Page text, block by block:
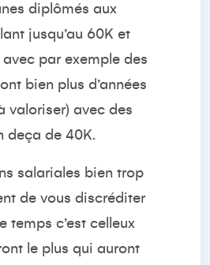
diplômés aux
jusqu’au 60K et
par exemple des
bien plus d’années
valoriser) avec des
deça de 40K.
salariales bien trop
de vous discréditer
temps c’est celleux
le plus qui auront